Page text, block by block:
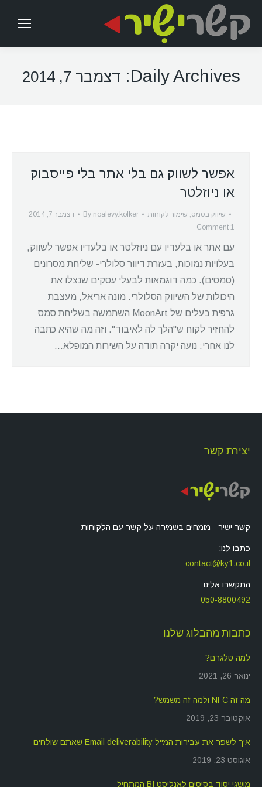
Daily Archives: דצמבר 7, 2014
אפשר לשווק גם בלי אתר בלי פייסבוק
או ניוזלטר
שיווק בסמס, שימור לקוחות By noalevy.kolker
דצמבר 7, 2014
1 Comment
עם אתר או בלעדיו עם ניוזלטר או בלעדיו אפשר לשווק,
בעלויות נמוכות, בעזרת דיוור סלולרי- שליחת מסרונים
(סמסים). כמה דוגמאות לבעלי עסקים שנצלו את
היכולות של השיווק הסלולרי. מונה אריאל, מעצבת
גרפית בעלים של MoonArt השתמשה בשליחת סמס
להחזיר לקוח ש"הלך לה לאיבוד". וזה מה שהיא כתבה
לנו אחרי: נועה יקרה תודה על השירות המופלא…
יצירת קשר
קשר ישיר - מומחים בשמירה על קשר עם הלקוחות
כתבו לנו:
contact@ky1.co.il
התקשרו אלינו:
050-8800492
כתבות מהבלוג שלנו
למה טלגרם?
ינואר 26, 2021
מה זה NFC ולמה זה משמש?
אוקטובר 23, 2019
איך לשפר את עבירות המייל Email deliverability שאתם שולחים
אוגוסט 23, 2019
מושגי יסוד בסיסים לאנליסט BI המתחיל